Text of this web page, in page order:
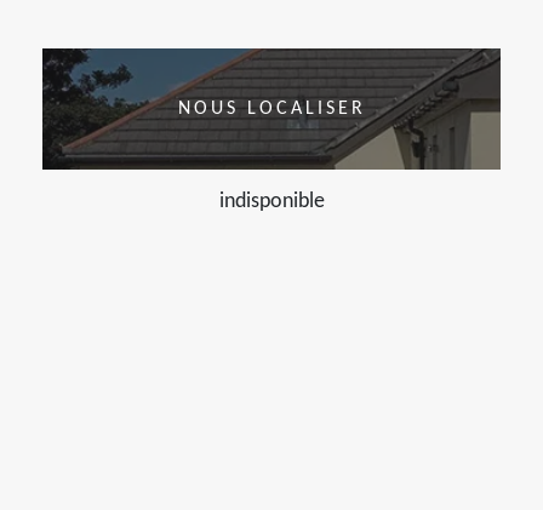
NOUS LOCALISER
indisponible